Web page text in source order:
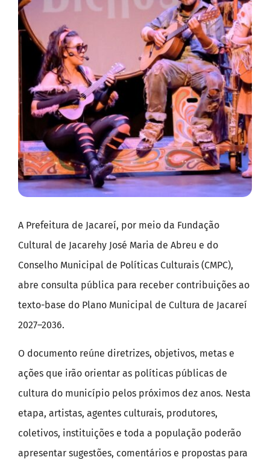
A Prefeitura de Jacareí, por meio da Fundação
Cultural de Jacarehy José Maria de Abreu e do
Conselho Municipal de Políticas Culturais (CMPC),
abre consulta pública para receber contribuições ao
texto-base do Plano Municipal de Cultura de Jacareí
2027–2036.
O documento reúne diretrizes, objetivos, metas e
ações que irão orientar as políticas públicas de
cultura do município pelos próximos dez anos. Nesta
etapa, artistas, agentes culturais, produtores,
coletivos, instituições e toda a população poderão
apresentar sugestões, comentários e propostas para